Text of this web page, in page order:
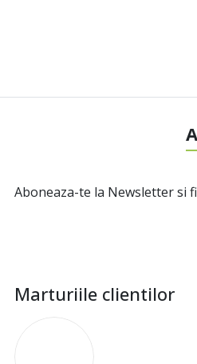
Aboneaza-te la Newsletter si
Marturiile clientilor